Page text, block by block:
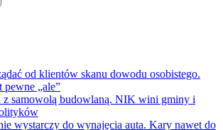
od klientów skanu dowodu osobistego.
pewne „ale”
z samowolą budowlaną. NIK wini gminy i
wystarczy do wynajęcia auta. Kary nawet do